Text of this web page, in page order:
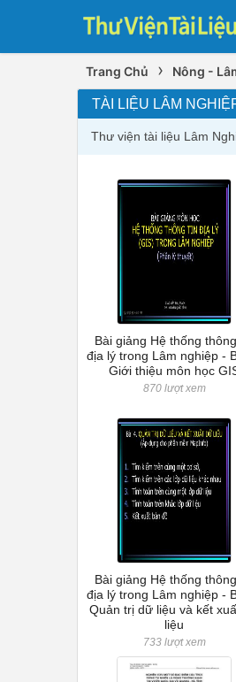
Trang Chủ › Nông -
TÀI LIỆU LÂM
Thư viện tài liệu Lâm
Bài giảng Hệ thống
địa lý trong Lâm nghiệp -
Giới thiệu môn học
870 lượt xem
Bài giảng Hệ thống
địa lý trong Lâm nghiệp -
Quản trị dữ liệu và kết
liệu
733 lượt xem